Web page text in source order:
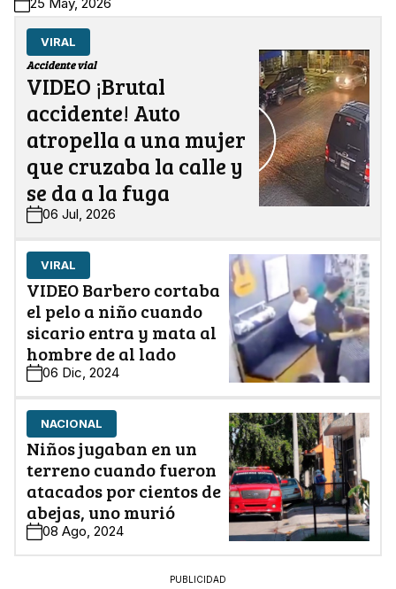
VIRAL
Accidente vial
VIDEO ¡Brutal
accidente! Auto
atropella a una mujer
que cruzaba la calle y
se da a la fuga
06 Jul, 2026
VIRAL
VIDEO Barbero cortaba
el pelo a niño cuando
sicario entra y mata al
hombre de al lado
06 Dic, 2024
NACIONAL
Niños jugaban en un
terreno cuando fueron
atacados por cientos de
abejas, uno murió
08 Ago, 2024
PUBLICIDAD